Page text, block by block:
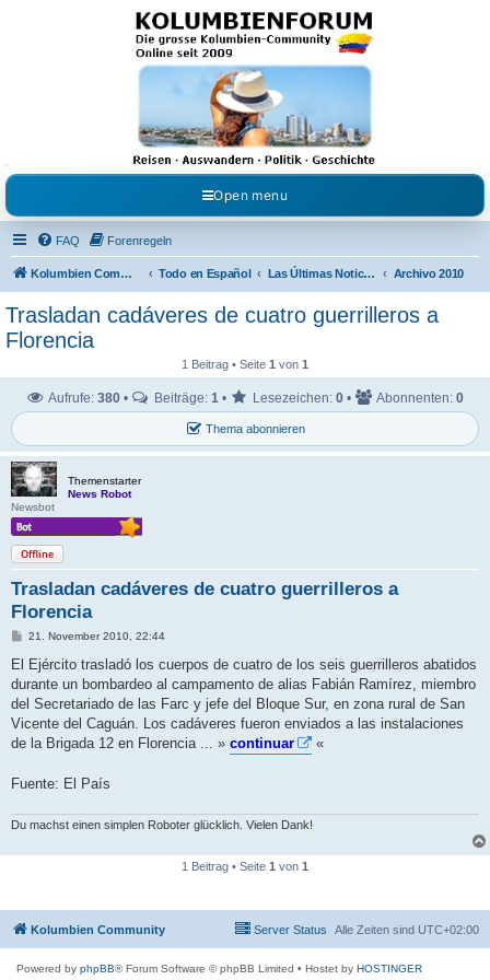
Kolumbienforum - Das
grosse Forum der
Freunde Kolumbiens
Reisen, Auswandern, Kultur, Politik, Geschichte und Visum in Kolumbien und Venezuela.
Austausch, Erfahrungen und Gemeinschaft im Kolumbienforum
Open menu
FAQ Forenregeln
Kolumbien Community Todo en Español Las Últimas Noticias en Español Archivo 2010
Trasladan cadáveres de cuatro guerrilleros a
Florencia
1 Beitrag • Seite 1 von 1
Thema abonnieren
Aufrufe: 380 • Beiträge: 1 • Lesezeichen: 0 • Abonnenten: 0
Themenstarter
News Robot
Newsbot
Offline
Trasladan cadáveres de cuatro guerrilleros a
Florencia
B
r
a
21. November 2010, 22:44
El Ejército trasladó los cuerpos de cuatro de los seis guerrilleros abatidos
durante un bombardeo al campamento de alias Fabián Ramírez, miembro
del Secretariado de las Farc y jefe del Bloque Sur, en zona rural de San
Vicente del Caguán. Los cadáveres fueron enviados a las instalaciones
de la Brigada 12 en Florencia ... » continuar «
Fuente: El País
Du machst einen simplen Roboter glücklich. Vielen Dank!
1 Beitrag • Seite 1 von 1
Kolumbien Community Alle Zeiten sind UTC+02:00
Server Status
Powered by phpBB® Forum Software © phpBB Limited • Hostet by HOSTINGER